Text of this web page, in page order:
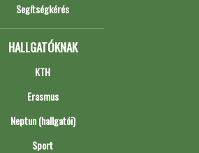
Segítségkérés
HALLGATÓKNAK
KTH
Erasmus
Neptun (hallgatói)
Sport